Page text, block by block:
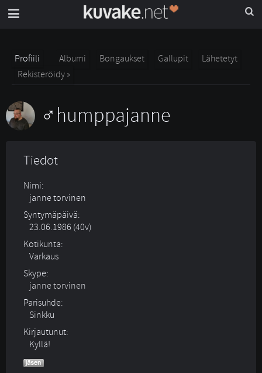
Profiili Albumi Bongaukset Gallupit
Lähetetyt
Rekisteröidy »
humppajanne
Tiedot
Nimi:
janne torvinen
Syntymäpäivä:
23.06.1986 (40v)
Kotikunta:
Varkaus
Skype:
janne torvinen
Parisuhde:
Sinkku
Kirjautunut:
Kyllä!